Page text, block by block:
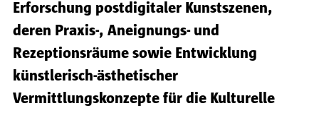
Erforschung postdigitaler Kunstszenen,
deren Praxis-, Aneignungs- und
Rezeptionsräume sowie Entwicklung
künstlerisch-ästhetischer
Vermittlungskonzepte für die Kulturelle